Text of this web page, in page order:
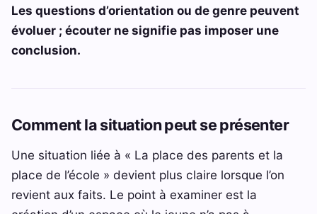
Les questions d’orientation ou de genre peuvent
évoluer ; écouter ne signifie pas imposer une
conclusion.
Comment la situation peut se présenter
Une situation liée à « La place des parents et la
place de l’école » devient plus claire lorsque l’on
revient aux faits. Le point à examiner est la